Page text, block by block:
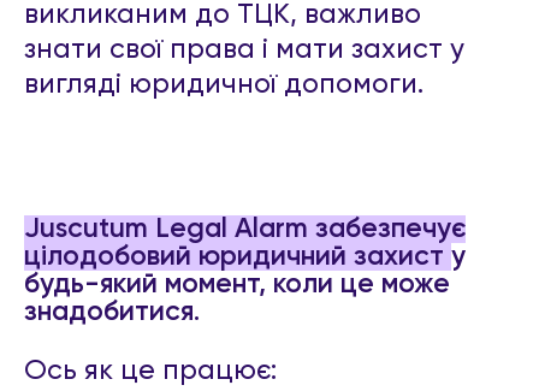
викликаним до ТЦК, важливо
знати свої права і мати захист у
вигляді юридичної допомоги.
Juscutum Legal Alarm забезпечує
цілодобовий юридичний захист у
будь-який момент, коли це може
знадобитися.
Ось як це працює: